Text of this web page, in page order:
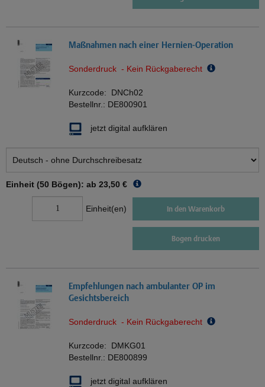
Maßnahmen nach einer Hernien-Operation
Sonderdruck - Kein Rückgaberecht
Kurzcode: DNCh02
Bestellnr.: DE800901
jetzt digital aufklären
Einheit (50 Bögen): ab 23,50 €
Einheit(en) In den Warenkorb
Bogen drucken
Empfehlungen nach ambulanter OP im
Gesichtsbereich
Sonderdruck - Kein Rückgaberecht
Kurzcode: DMKG01
Bestellnr.: DE800899
jetzt digital aufklären